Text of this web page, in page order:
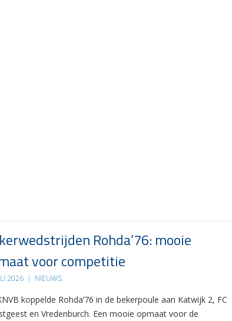
Rohda’76: mooie
voor competitie
2026 | NIEUWS
koppelde Rohda’76 in de bekerpoule aan Katwijk 2, FC
en Vredenburch. Een mooie opmaat voor de